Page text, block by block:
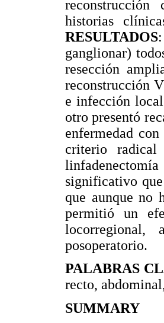
historias
RESULTADOS
ganglionar)
resección
reconstrucción
e infección
otro presentó
enfermedad
criterio
significativo
que aunque no
permitió un
locorregional,
posoperatorio.
PALABRAS
recto,
SUMMARY